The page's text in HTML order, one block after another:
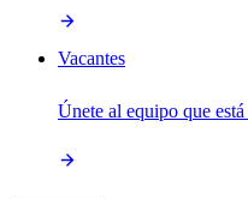
Vacantes
Únete al equipo que